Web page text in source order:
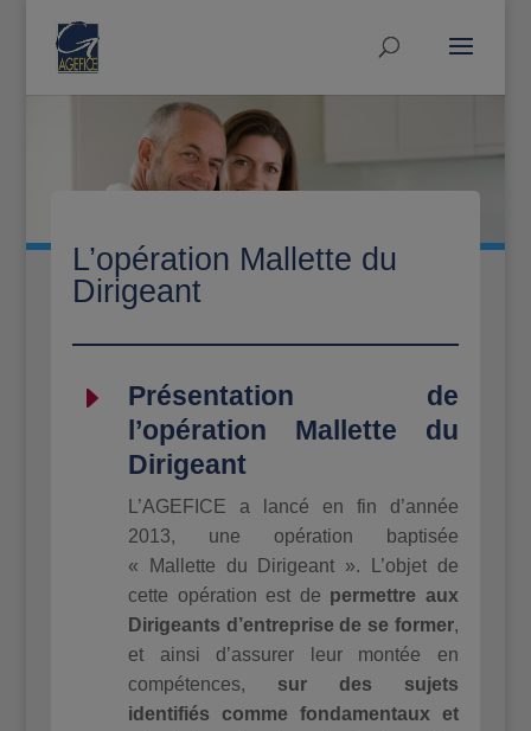
L’opération Mallette du
Dirigeant
E
Présentation de
l’opération Mallette du
Dirigeant
L’AGEFICE a lancé en fin d’année
2013, une opération baptisée
« Mallette du Dirigeant ». L’objet de
cette opération est de permettre aux
Dirigeants d’entreprise de se former,
et ainsi d’assurer leur montée en
compétences, sur des sujets
identifiés comme fondamentaux et